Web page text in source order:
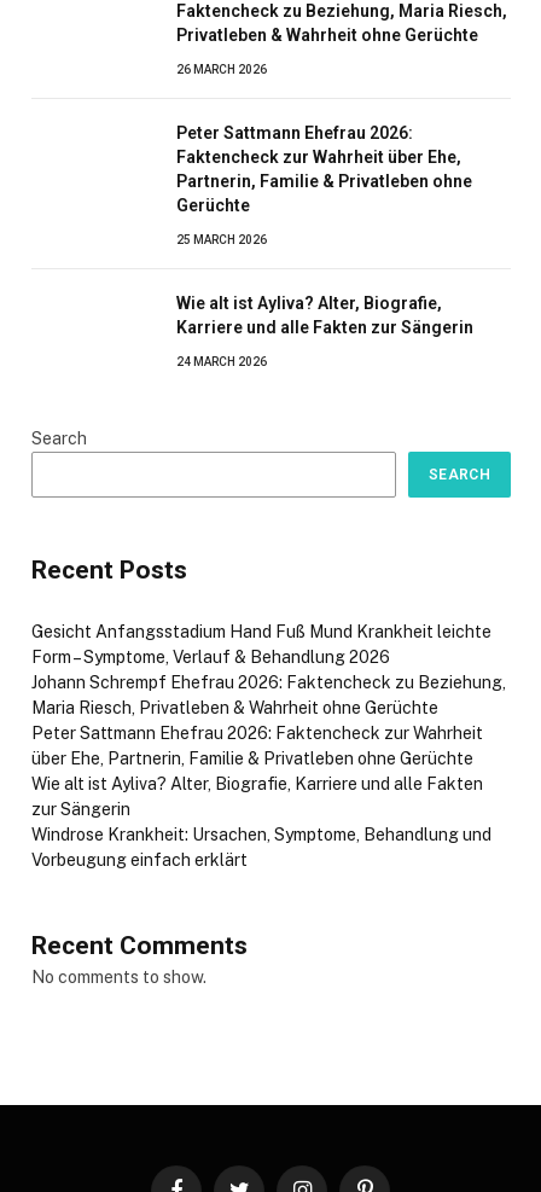
Faktencheck zu Beziehung, Maria Riesch,
Privatleben & Wahrheit ohne Gerüchte
26 MARCH 2026
Peter Sattmann Ehefrau 2026:
Faktencheck zur Wahrheit über Ehe,
Partnerin, Familie & Privatleben ohne
Gerüchte
25 MARCH 2026
Wie alt ist Ayliva? Alter, Biografie,
Karriere und alle Fakten zur Sängerin
24 MARCH 2026
Search
SEARCH
Recent Posts
Gesicht Anfangsstadium Hand Fuß Mund Krankheit leichte
Form – Symptome, Verlauf & Behandlung 2026
Johann Schrempf Ehefrau 2026: Faktencheck zu Beziehung,
Maria Riesch, Privatleben & Wahrheit ohne Gerüchte
Peter Sattmann Ehefrau 2026: Faktencheck zur Wahrheit
über Ehe, Partnerin, Familie & Privatleben ohne Gerüchte
Wie alt ist Ayliva? Alter, Biografie, Karriere und alle Fakten
zur Sängerin
Windrose Krankheit: Ursachen, Symptome, Behandlung und
Vorbeugung einfach erklärt
Recent Comments
No comments to show.